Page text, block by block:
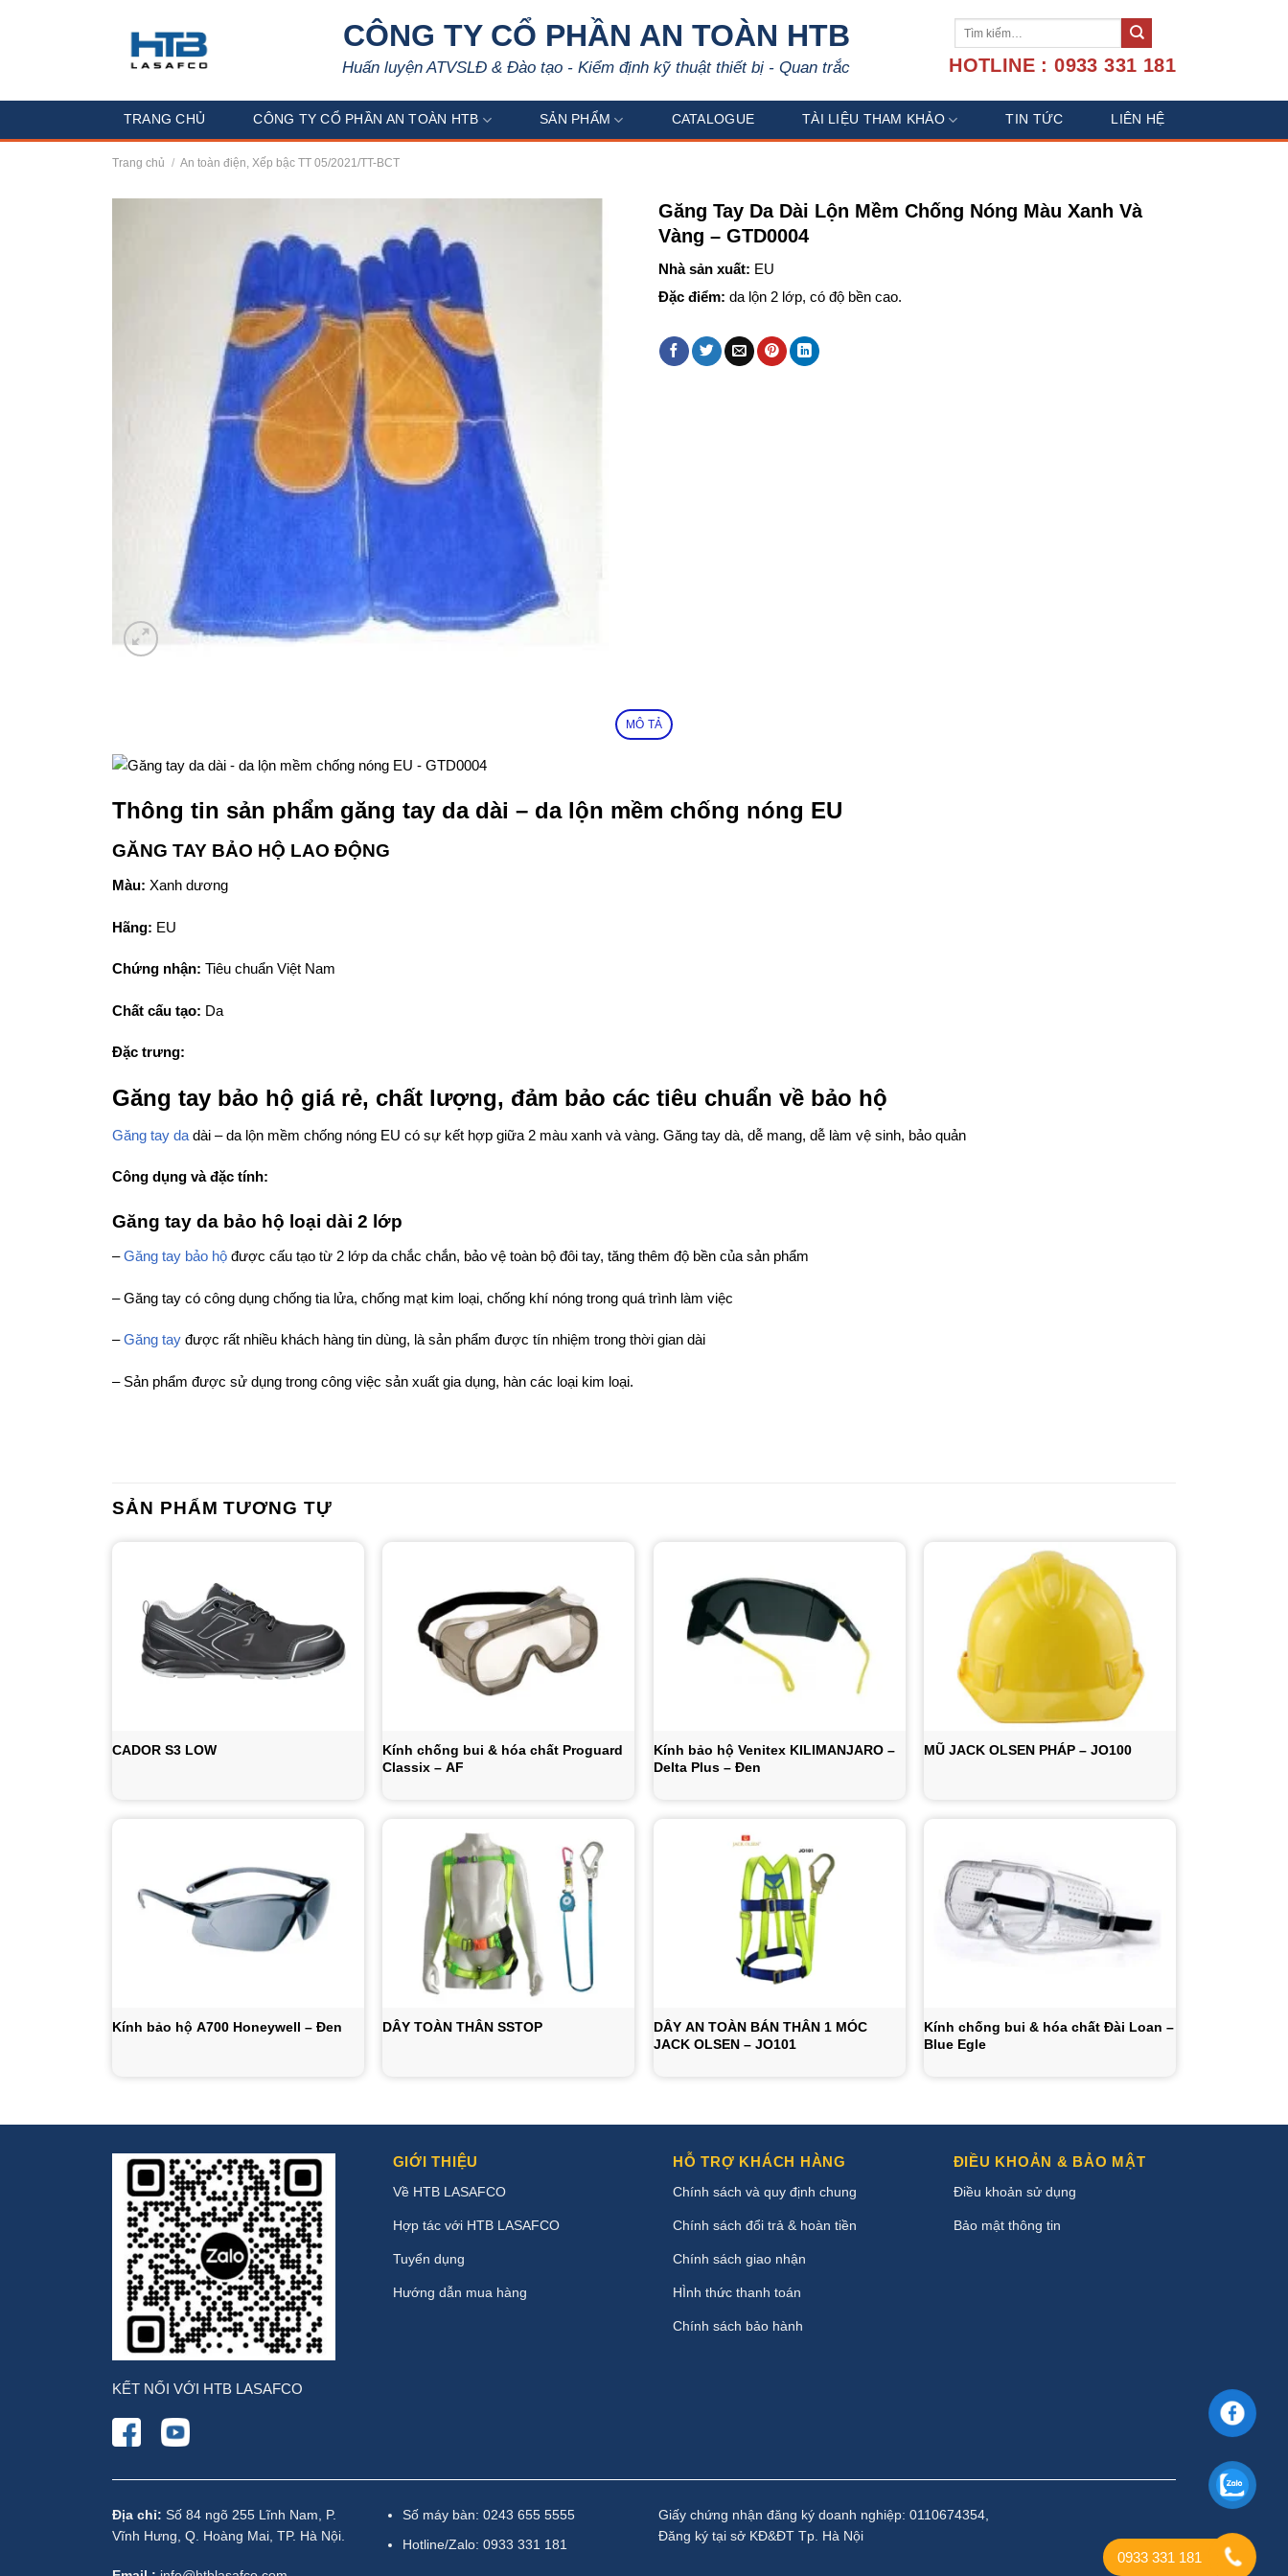
CÔNG TY CỔ PHẦN AN TOÀN HTB
Huấn luyện ATVSLĐ & Đào tạo - Kiểm định kỹ thuật thiết bị - Quan trắc
Tìm
HOTLINE : 0933 331 181
TRANG CHỦ CÔNG TY CỔ PHẦN AN TOÀN HTB SẢN PHẨM CATALOGUE TÀI LIỆU THAM KHẢO TIN TỨC LIÊN HỆ
Trang chủ / An toàn điện, Xếp bậc TT 05/2021/TT-BCT
Găng Tay Da Dài Lộn Mềm Chống Nóng Màu Xanh Và
Vàng – GTD0004
Nhà sản xuất: EU
Đặc điểm: da lộn 2 lớp, có độ bền cao.
MÔ TẢ
Thông tin sản phẩm găng tay da dài – da lộn mềm chống nóng EU
GĂNG TAY BẢO HỘ LAO ĐỘNG
Màu: Xanh dương
Hãng: EU
Chứng nhận: Tiêu chuẩn Việt Nam
Chất cấu tạo: Da
Đặc trưng:
Găng tay bảo hộ giá rẻ, chất lượng, đảm bảo các tiêu chuẩn về bảo hộ
Găng tay da dài – da lộn mềm chống nóng EU có sự kết hợp giữa 2 màu xanh và vàng. Găng tay dà, dễ mang, dễ làm vệ sinh, bảo quản
Công dụng và đặc tính:
Găng tay da bảo hộ loại dài 2 lớp
–Găng tay bảo hộ được cấu tạo từ 2 lớp da chắc chắn, bảo vệ toàn bộ đôi tay, tăng thêm độ bền của sản phẩm
– Găng tay có công dụng chống tia lửa, chống mạt kim loại, chống khí nóng trong quá trình làm việc
–Găng tay được rất nhiều khách hàng tin dùng, là sản phẩm được tín nhiệm trong thời gian dài
– Sản phẩm được sử dụng trong công việc sản xuất gia dụng, hàn các loại kim loại.
SẢN PHẨM TƯƠNG TỰ
CADOR S3 LOW
Kính chống bui & hóa chất Proguard
Classix – AF
Kính bảo hộ Venitex KILIMANJARO –
Delta Plus – Đen
MŨ JACK OLSEN PHÁP – JO100
Kính bảo hộ A700 Honeywell – Đen DÂY TOÀN THÂN SSTOP
DÂY AN TOÀN BÁN THÂN 1 MÓC
JACK OLSEN – JO101
Kính chống bui & hóa chất Đài Loan –
Blue Egle
KẾT NỐI VỚI HTB LASAFCO
GIỚI THIỆU
Về HTB LASAFCO
Hợp tác với HTB LASAFCO
Tuyển dụng
Hướng dẫn mua hàng
HỖ TRỢ KHÁCH HÀNG
Chính sách và quy định chung
Chính sách đổi trả & hoàn tiền
Chính sách giao nhận
HÌnh thức thanh toán
Chính sách bảo hành
ĐIỀU KHOẢN & BẢO MẬT
Điều khoản sử dụng
Bảo mật thông tin
Địa chỉ: Số 84 ngõ 255 Lĩnh Nam, P.
Vĩnh Hưng, Q. Hoàng Mai, TP. Hà Nội.
Số máy bàn: 0243 655 5555
Hotline/Zalo: 0933 331 181
Giấy chứng nhận đăng ký doanh nghiệp: 0110674354,
Đăng ký tại sở KĐ&ĐT Tp. Hà Nội
0933 331 181